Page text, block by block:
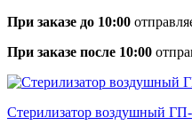
При заказе до 10:00
При заказе после 10:00
Стерилизатор воздушный